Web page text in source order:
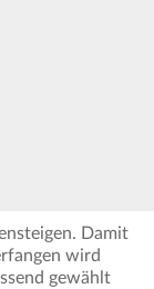
Damit
wird
gewählt